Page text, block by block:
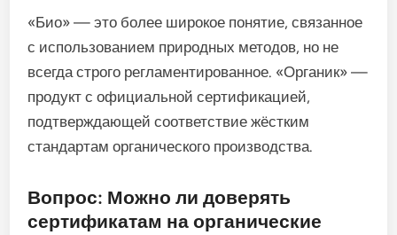
«Био» — это более широкое понятие, связанное
с использованием природных методов, но не
всегда строго регламентированное. «Органик» —
продукт с официальной сертификацией,
подтверждающей соответствие жёстким
стандартам органического производства.
Вопрос: Можно ли доверять
сертификатам на органические